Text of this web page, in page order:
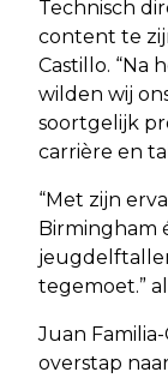
Technisch
content te
Castillo. “Na
wilden wij
soortgelijk
carrière en
“Met zijn
Birmingham
tegemoet.”
Juan
overstap